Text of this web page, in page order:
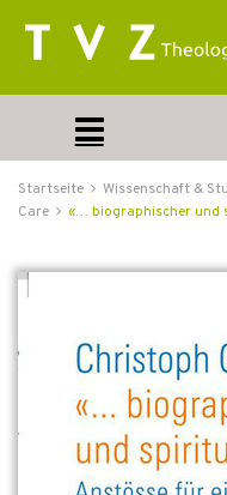
Startseite Wissenschaft &
Care
«… biographischer und